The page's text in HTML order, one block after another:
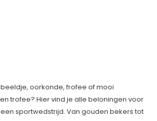
oorkonde, frofee of mooi
trofee? Hier vind je alle beloningen voor
sportwedstrijd. Van gouden bekers tot